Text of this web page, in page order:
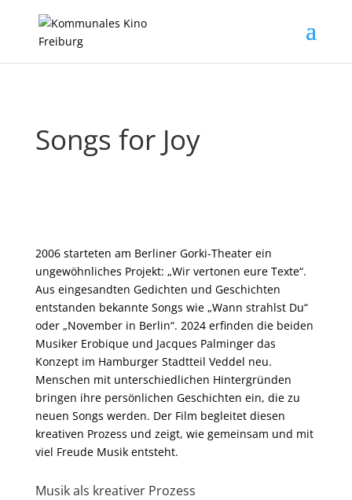
Songs for Joy
2006 starteten am Berliner Gorki-Theater ein
ungewöhnliches Projekt: „Wir vertonen eure Texte“.
Aus eingesandten Gedichten und Geschichten
entstanden bekannte Songs wie „Wann strahlst Du“
oder „November in Berlin“. 2024 erfinden die beiden
Musiker Erobique und Jacques Palminger das
Konzept im Hamburger Stadtteil Veddel neu.
Menschen mit unterschiedlichen Hintergründen
bringen ihre persönlichen Geschichten ein, die zu
neuen Songs werden. Der Film begleitet diesen
kreativen Prozess und zeigt, wie gemeinsam und mit
viel Freude Musik entsteht.
Musik als kreativer Prozess